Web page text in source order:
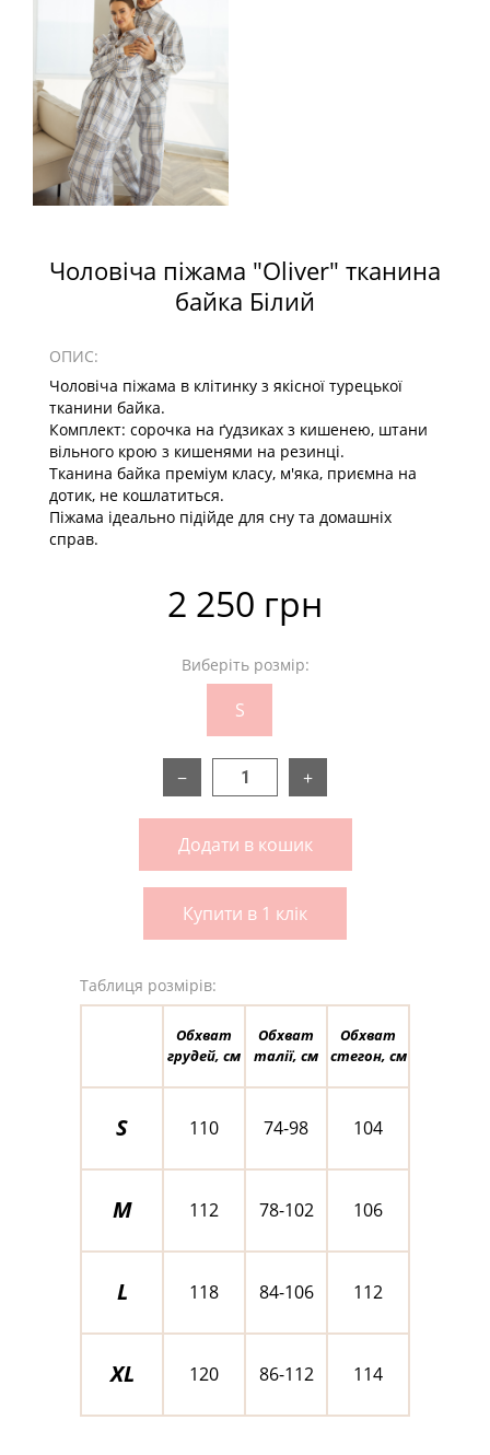
Чоловіча піжама "Oliver" тканина
байка Білий
ОПИС:
Чоловіча піжама в клітинку з якісної турецької
тканини байка.
Комплект: сорочка на ґудзиках з кишенею, штани
вільного крою з кишенями на резинці.
Тканина байка преміум класу, м'яка, приємна на
дотик, не кошлатиться.
Піжама ідеально підійде для сну та домашніх
справ.
2 250 грн
Виберіть розмір:
S
− +
Додати в кошик
Купити в 1 клік
Таблиця розмірів:
Обхват
грудей, см
Обхват
талії, см
Обхват
стегон, см
S 110 74-98 104
M 112 78-102 106
L 118 84-106 112
XL 120 86-112 114